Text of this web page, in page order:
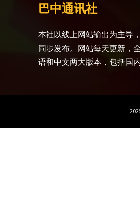
巴中通讯社
本社以线上网站输出为主导
同步发布。网站每天更新，
语和中文两大版本，包括国